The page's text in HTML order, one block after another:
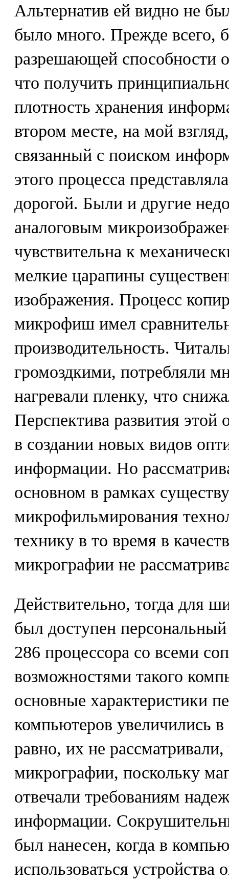
Альтернатив ей видно не
было много. Прежде всего,
разрешающей способности
что получить
плотность хранения
втором месте, на мой
связанный с поиском
этого процесса
дорогой. Были и другие
аналоговым
чувствительна к
мелкие царапины
изображения. Процесс
микрофиш имел
производительность.
громоздкими, потребляли
нагревали пленку, что
Перспектива развития этой
в создании новых видов
информации. Но
основном в рамках
микрофильмирования
технику в то время в
микрографии не
Действительно, тогда для
был доступен
286 процессора со всеми
возможностями такого
основные характеристики
компьютеров увеличились
равно, их не
микрографии, поскольку
отвечали требованиям
информации.
был нанесен, когда в
использоваться устройства